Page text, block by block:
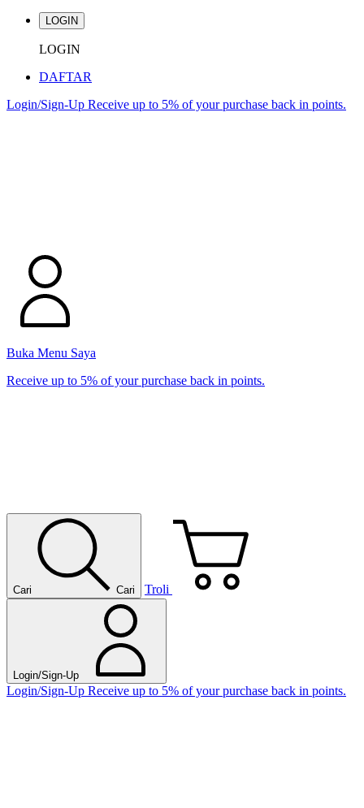
LOGIN
LOGIN
DAFTAR
Login/Sign-Up Receive up to 5% of your purchase back in points.
Buka Menu Saya
Receive up to 5% of your purchase back in points.
Cari Cari Troli
Login/Sign-Up
Login/Sign-Up Receive up to 5% of your purchase back in points.